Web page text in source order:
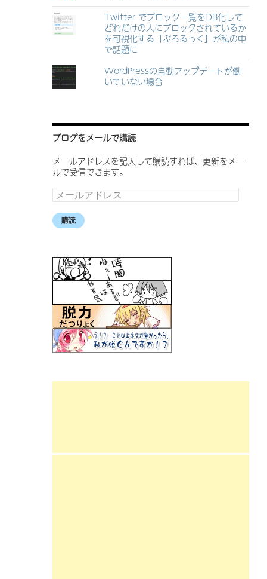
Twitter でブロック一覧をDB化して
どれだけの人にブロックされているか
を可視化する「ぶろるっく」が私の中
で話題に
WordPressの自動アップデートが働
いていない場合
ブログをメールで購読
メールアドレスを記入して購読すれば、更新をメー
ルで受信できます。
メ
ー
ル
ア
ス
購読